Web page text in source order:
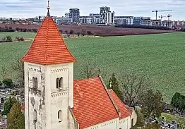
se 03. 08. 2026
Nová výstavba v jihozápadním
vstupovat z pozice ÚMČ Praha
výstavby např. v lokalitě
umožňuje nově schválený